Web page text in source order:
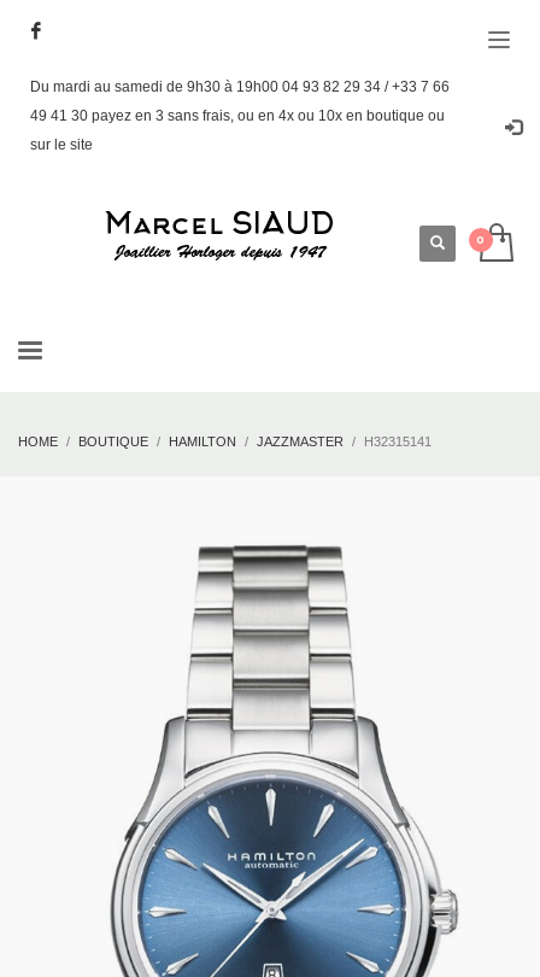
Du mardi au samedi de 9h30 à 19h00 04 93 82 29 34 / +33 7 66
49 41 30 payez en 3 sans frais, ou en 4x ou 10x en boutique ou
sur le site
HOME BOUTIQUE HAMILTON JAZZMASTER H32315141